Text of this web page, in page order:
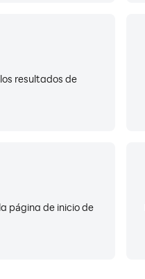
resultados de
página de inicio de